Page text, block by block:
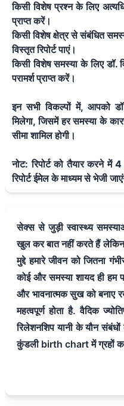
किसी विशेष प्रश्न के लिए
प्राप्त करें।
किसी विशेष क्षेत्र से संबंधित
विस्तृत रिपोर्ट पाएं।
किसी विशेष समस्या के लिए
परामर्श प्राप्त करें।
इन सभी विकल्पों में, आपको डॉ.
मिलेगा, जिसमें हर समस्या के
सीमा शामिल होगी।
नोट: रिपोर्ट को तैयार करने
रिपोर्ट ईमेल के माध्यम से भेजी
सेक्स से जुड़ी स्वास्थ्य
खुल कर बात नहीं करते हैं
मुद्दे हमारे जीवन को जितना
कोई और समस्या शायद ही हम
और भावनात्मक सुख को बनाए
महत्वपूर्ण होता है. वैदिक
रिलेशनशिप यानी के यौन
कुंडली birth chart में ग्रहों का